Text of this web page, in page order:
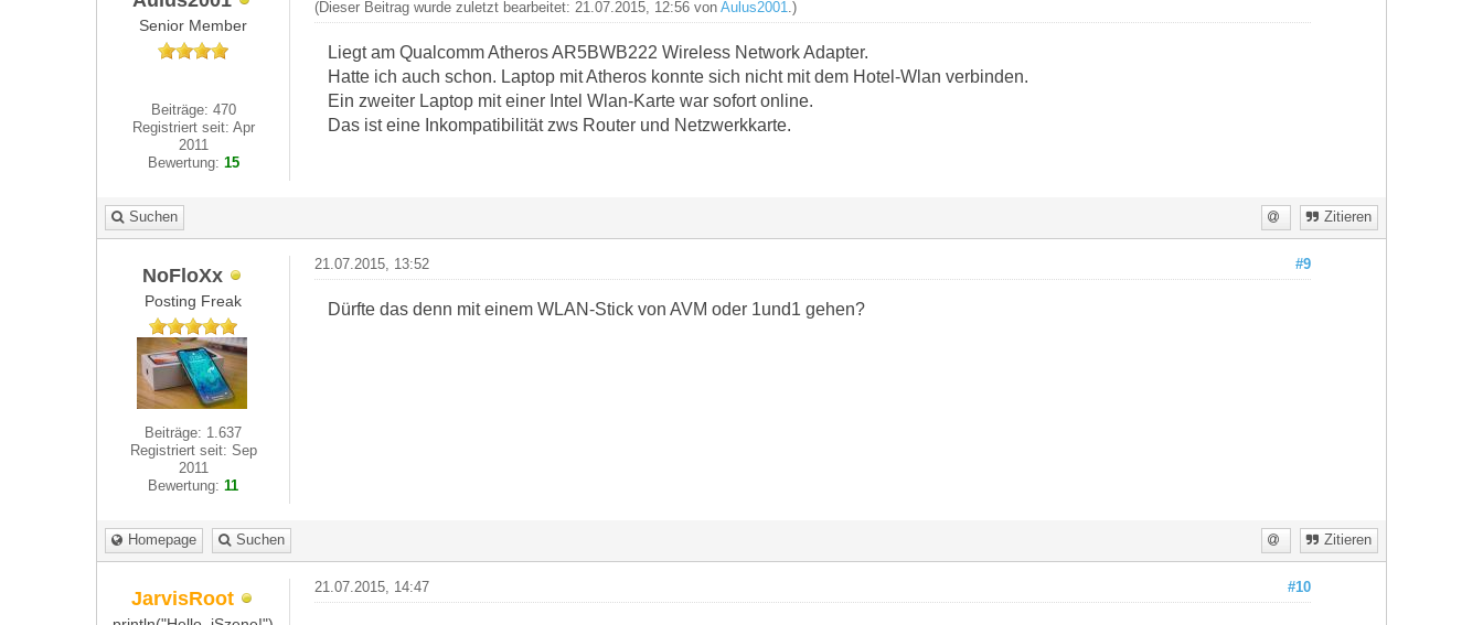
Senior Member
Beiträge: 470
Registriert seit: Apr
2011
Bewertung: 15
(Dieser Beitrag wurde zuletzt bearbeitet: 21.07.2015, 12:56 von Aulus2001 .)
Liegt am Qualcomm Atheros AR5BWB222 Wireless Network Adapter.
Hatte ich auch schon. Laptop mit Atheros konnte sich nicht mit dem Hotel-Wlan verbinden.
Ein zweiter Laptop mit einer Intel Wlan-Karte war sofort online.
Das ist eine Inkompatibilität zws Router und Netzwerkkarte.
Suchen Zitieren
NoFloXx
Posting Freak
Beiträge: 1.637
Registriert seit: Sep
2011
Bewertung:11
#9
21.07.2015, 13:52
Dürfte das denn mit einem WLAN-Stick von AVM oder 1und1 gehen?
Homepage Suchen Zitieren
JarvisRoot #10
21.07.2015, 14:47